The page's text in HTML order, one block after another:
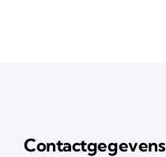
Contactgegevens